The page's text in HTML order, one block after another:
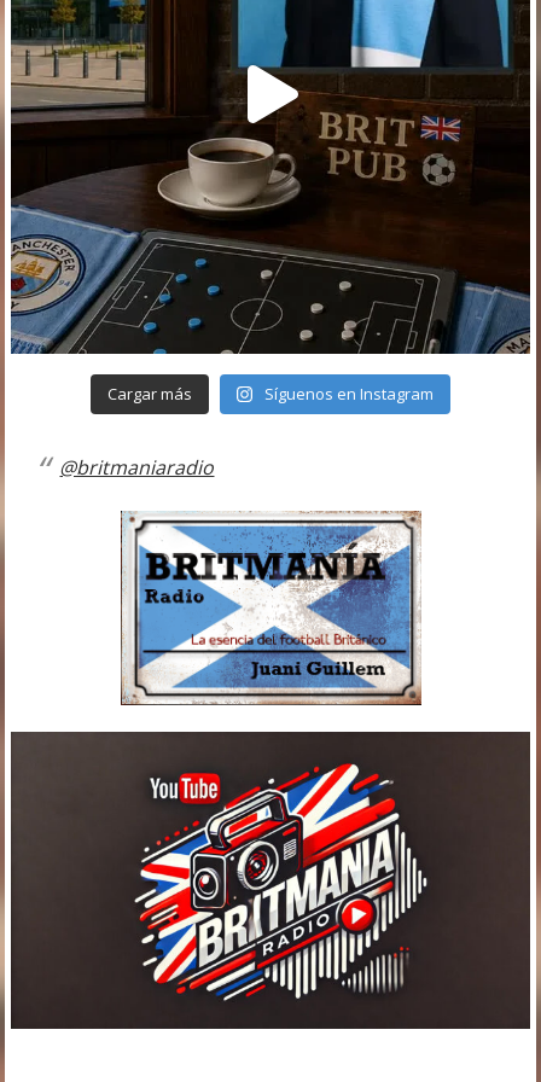
Cargar más Síguenos en Instagram
@britmaniaradio